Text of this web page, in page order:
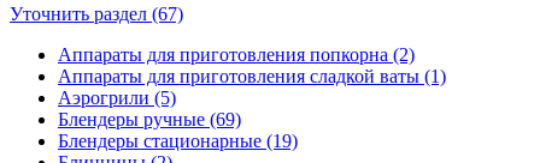
Уточнить раздел (67)
Аппараты для приготовления попкорна (2)
Аппараты для приготовления сладкой ваты (1)
Аэрогрили (5)
Блендеры ручные (69)
Блендеры стационарные (19)